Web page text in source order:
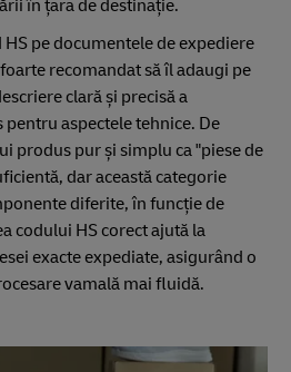
în țara de destinație.
pe documentele de expediere
recomandat să îl adaugi pe
clară și precisă a
aspectele tehnice. De
produs pur și simplu ca "piese de
dar această categorie
diferite, în funcție de
codului HS corect ajută la
exacte expediate, asigurând o
vamală mai fluidă.